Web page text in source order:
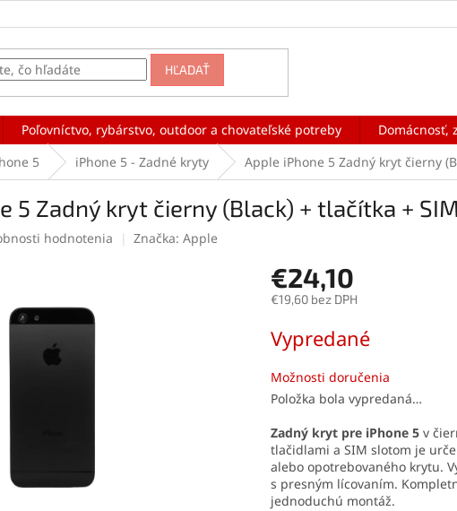
HĽADAŤ
Poľovníctvo, rybárstvo, outdoor a chovateľské potreby Domácnosť,
5 iPhone 5 - Zadné kryty Apple iPhone 5 Zadný kryt čierny
5 Zadný kryt čierny (Black) + tlačítka +
hodnotenia Značka: Apple
€24,10
€19,60 bez DPH
cena:
Vypredané
Možnosti doručenia
Položka bola vypredaná…
Zadný kryt pre iPhone 5v
tlačidlami a SIM slotom je
alebo opotrebovaného krytu.
s presným lícovaním.
jednoduchú montáž.